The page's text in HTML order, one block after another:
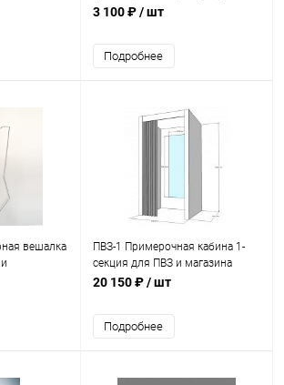
3 100 ₽/ шт
Подробнее
вешалка
ПВЗ-1 Примерочная кабина 1-
секция для ПВЗ и магазина
20 150 ₽/ шт
Подробнее